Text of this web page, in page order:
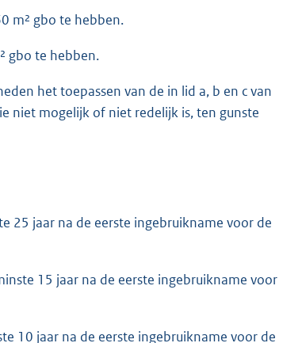
m² gbo te hebben.
gbo te hebben.
het toepassen van de in lid a, b en c van
niet mogelijk of niet redelijk is, ten gunste
25 jaar na de eerste ingebruikname voor de
15 jaar na de eerste ingebruikname voor
10 jaar na de eerste ingebruikname voor de